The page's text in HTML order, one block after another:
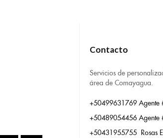
Contacto
Servicios de
área de Comayagua.
+50499631769 Agente
+50489054456 Agente
+50431955755 Rosas